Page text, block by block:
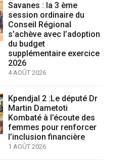
Savanes : la 3 ème
session ordinaire du
Conseil Régional
s’achève avec l’adoption
du budget
supplémentaire exercice
2026
4 AOÛT 2026
Kpendjal 2 :Le député Dr
Martin Dametoti
Kombaté à l’écoute des
femmes pour renforcer
l’inclusion financière
1 AOÛT 2026